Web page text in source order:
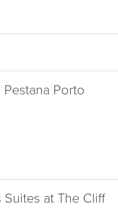
Pestana Porto
Suites at The Cliff